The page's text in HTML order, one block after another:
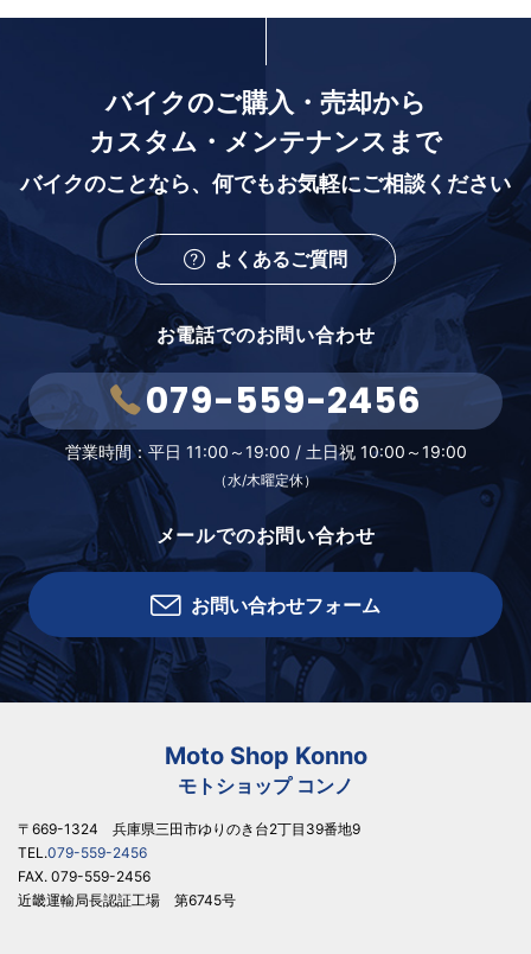
バイクのご購入・売却から
カスタム・メンテナンスまで
バイクのことなら、 何でもお気軽にご相談ください
よくあるご質問
お電話でのお問い合わせ
079-559-2456
営業時間：平日 11:00～19:00 / 土日祝 10:00～19:00
（水/木曜定休）
メールでのお問い合わせ
お問い合わせフォーム
Moto Shop Konno
モトショップ コンノ
〒669-1324 兵庫県三田市ゆりのき台2丁目39番地9
TEL.079-559-2456
FAX. 079-559-2456
近畿運輸局長認証工場 第6745号